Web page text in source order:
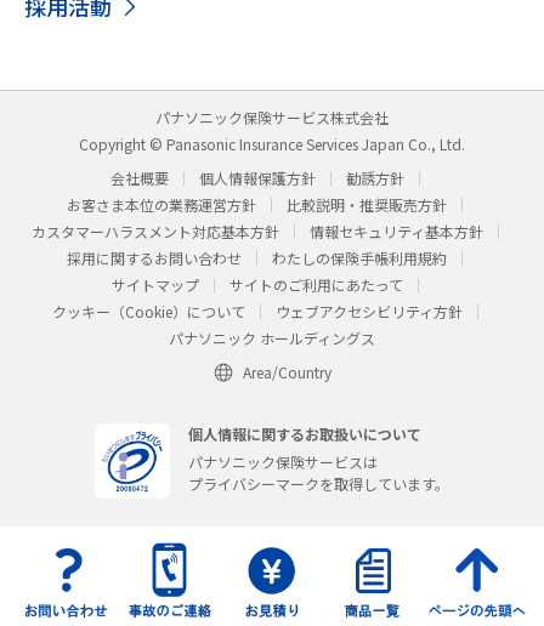
パナソニック保険サービス株式会社
Copyright © Panasonic Insurance Services Japan Co., Ltd.
会社概要
個人情報保護方針
勧誘方針
お客さま本位の業務運営方針
比較説明・推奨販売方針
カスタマーハラスメント対応基本方針
情報セキュリティ基本方針
採用に関するお問い合わせ
わたしの保険手帳利用規約
サイトマップ
サイトのご利用にあたって
クッキー（Cookie）について
ウェブアクセシビリティ方針
パナソニック ホールディングス
Area/Country
個人情報に関するお取扱いについて
パナソニック保険サービスは
プライバシーマークを取得しています。